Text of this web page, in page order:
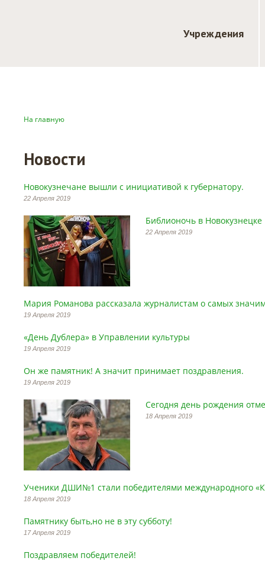
Учреждения
На главную
Новости
Новокузнечане вышли с инициативой к губернатору.
22 Апреля 2019
Библионочь в
22 Апреля 2019
Мария Романова рассказала журналистам о самых
19 Апреля 2019
«День Дублера» в Управлении культуры
19 Апреля 2019
Он же памятник! А значит принимает поздравления.
19 Апреля 2019
Сегодня день рождения
18 Апреля 2019
Ученики ДШИ№1 стали победителями международного
18 Апреля 2019
Памятнику быть,но не в эту субботу!
17 Апреля 2019
Поздравляем победителей!